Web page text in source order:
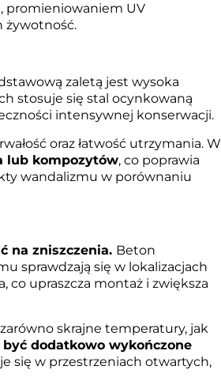
promieniowaniem UV
żywotność.
zaletą jest wysoka
stosuje się stal ocynkowaną
intensywnej konserwacji.
oraz łatwość utrzymania. W
lub kompozytów, co poprawia
wandalizmu w porównaniu
na zniszczenia. Beton
sprawdzają się w lokalizacjach
co upraszcza montaż i zwiększa
skrajne temperatury, jak
dodatkowo wykończone
się w przestrzeniach otwartych,